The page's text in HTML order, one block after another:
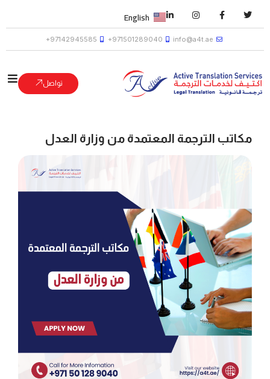
info@a4t.ae
971501289040+
97142945585+
English
تواصل
مكاتب الترجمة المعتمدة من وزارة العدل